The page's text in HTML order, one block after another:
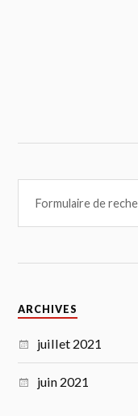
ARCHIVES
juillet 2021
juin 2021